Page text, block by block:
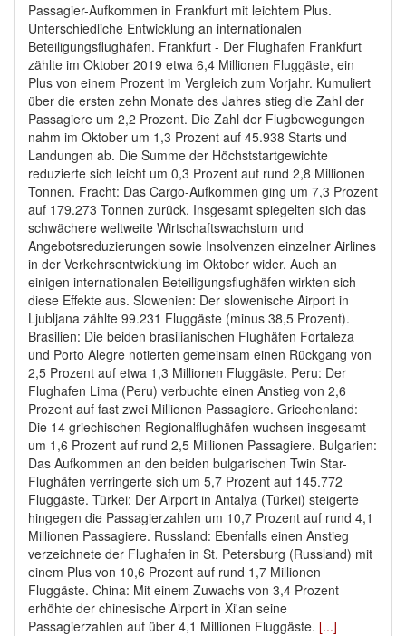
Passagier-Aufkommen in Frankfurt mit leichtem Plus.
Unterschiedliche Entwicklung an internationalen
Beteiligungsflughäfen. Frankfurt - Der Flughafen Frankfurt
zählte im Oktober 2019 etwa 6,4 Millionen Fluggäste, ein
Plus von einem Prozent im Vergleich zum Vorjahr. Kumuliert
über die ersten zehn Monate des Jahres stieg die Zahl der
Passagiere um 2,2 Prozent. Die Zahl der Flugbewegungen
nahm im Oktober um 1,3 Prozent auf 45.938 Starts und
Landungen ab. Die Summe der Höchststartgewichte
reduzierte sich leicht um 0,3 Prozent auf rund 2,8 Millionen
Tonnen. Fracht: Das Cargo-Aufkommen ging um 7,3 Prozent
auf 179.273 Tonnen zurück. Insgesamt spiegelten sich das
schwächere weltweite Wirtschaftswachstum und
Angebotsreduzierungen sowie Insolvenzen einzelner Airlines
in der Verkehrsentwicklung im Oktober wider. Auch an
einigen internationalen Beteiligungsflughäfen wirkten sich
diese Effekte aus. Slowenien: Der slowenische Airport in
Ljubljana zählte 99.231 Fluggäste (minus 38,5 Prozent).
Brasilien: Die beiden brasilianischen Flughäfen Fortaleza
und Porto Alegre notierten gemeinsam einen Rückgang von
2,5 Prozent auf etwa 1,3 Millionen Fluggäste. Peru: Der
Flughafen Lima (Peru) verbuchte einen Anstieg von 2,6
Prozent auf fast zwei Millionen Passagiere. Griechenland:
Die 14 griechischen Regionalflughäfen wuchsen insgesamt
um 1,6 Prozent auf rund 2,5 Millionen Passagiere. Bulgarien:
Das Aufkommen an den beiden bulgarischen Twin Star-
Flughäfen verringerte sich um 5,7 Prozent auf 145.772
Fluggäste. Türkei: Der Airport in Antalya (Türkei) steigerte
hingegen die Passagierzahlen um 10,7 Prozent auf rund 4,1
Millionen Passagiere. Russland: Ebenfalls einen Anstieg
verzeichnete der Flughafen in St. Petersburg (Russland) mit
einem Plus von 10,6 Prozent auf rund 1,7 Millionen
Fluggäste. China: Mit einem Zuwachs von 3,4 Prozent
erhöhte der chinesische Airport in Xi'an seine
Passagierzahlen auf über 4,1 Millionen Fluggäste. [...]